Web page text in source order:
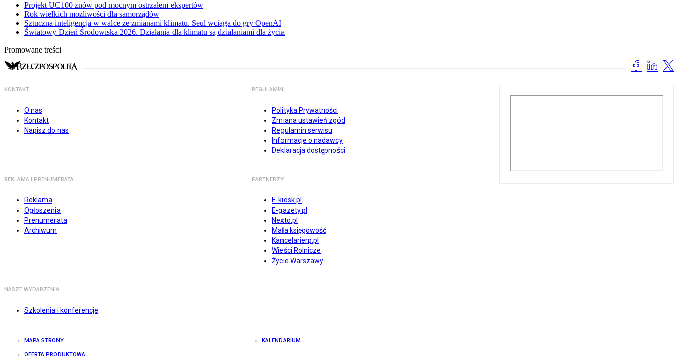
Projekt UC100 znów pod mocnym ostrzałem ekspertów
Rok wielkich możliwości dla samorządów
Sztuczna inteligencja w walce ze zmianami klimatu. Seul wciąga do gry OpenAI
Światowy Dzień Środowiska 2026. Działania dla klimatu są działaniami dla życia
Promowane treści
KONTAKT
O nas
Kontakt
Napisz do nas
REGULAMIN
Polityka Prywatności
Zmiana ustawień zgód
Regulamin serwisu
Informacje o nadawcy
Deklaracja dostępności
REKLAMA I PRENUMERATA
Reklama
Ogłoszenia
Prenumerata
Archiwum
PARTNERZY
E-kiosk.pl
E-gazety.pl
Nexto.pl
Mała księgowość
Kancelarierp.pl
Wieści Rolnicze
Życie Warszawy
NASZE WYDARZENIA
Szkolenia i konferencje
MAPA STRONY KALENDARIUM